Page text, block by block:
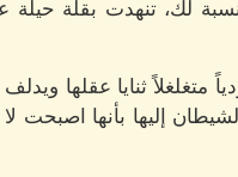
لك، تنهدت بقلة حيلة
متغلغلاً ثنايا عقلها
إليها بأنها اصبحت لا